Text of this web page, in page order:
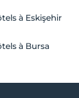
à Eskişehir
à Bursa